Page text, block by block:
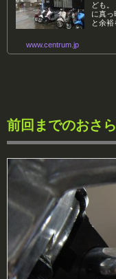
ども
に真
と余裕
www.centrum.jp
前回までのおさ